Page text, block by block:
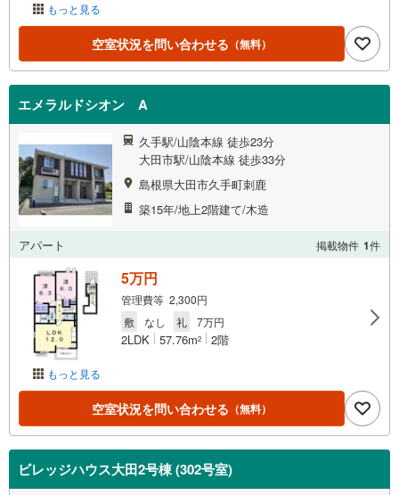
もっと見る
空室状況を問い合わせる （無料）
エメラルドシオン A
久手駅/山陰本線 徒歩23分
大田市駅/山陰本線 徒歩33分
島根県大田市久手町刺鹿
築15年/地上2階建て/木造
アパート 掲載物件 1件
もっと見る
5万円
管理費等 2,300円
敷
なし 礼 7万円
2LDK 57.76m2 2階
空室状況を問い合わせる （無料）
ビレッジハウス大田2号棟 (302号室)